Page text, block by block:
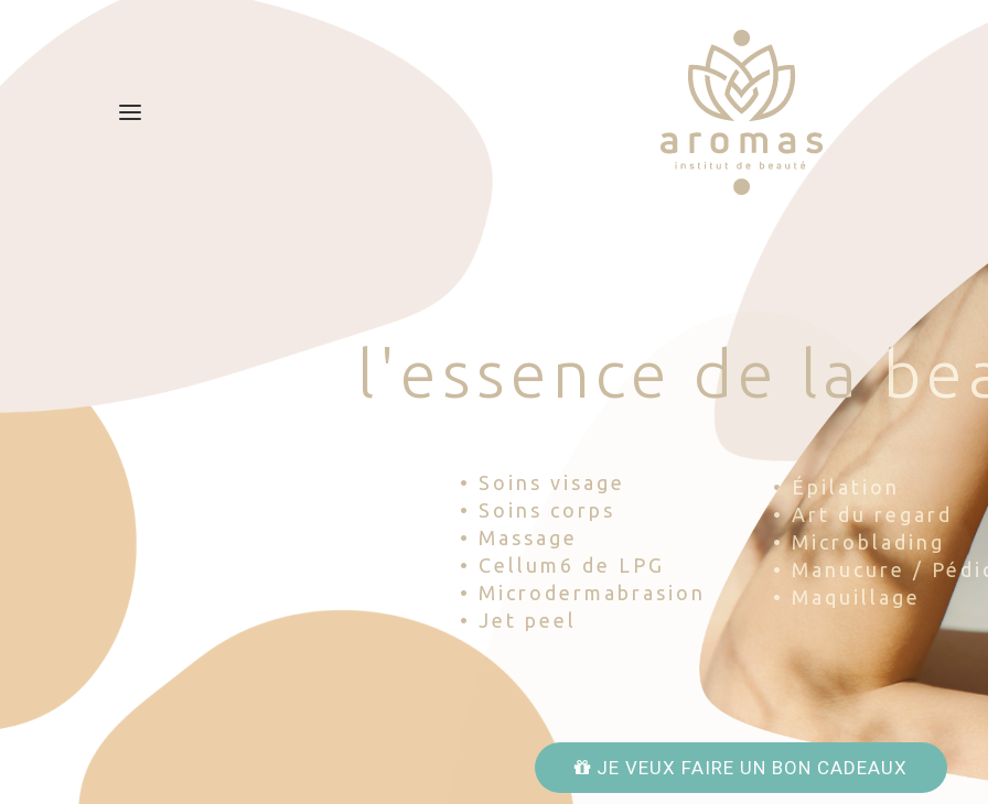
l 'esse nce d e la be
• Soins visage
• Soins corps
• Massage
• Cellum6 de LPG
• Microdermabrasion
• Jet peel
• Épilation
• Art du regard
• Microblading
• Manucure /
• Maquillage
JE VEUX FAIRE UN BON CADEAUX